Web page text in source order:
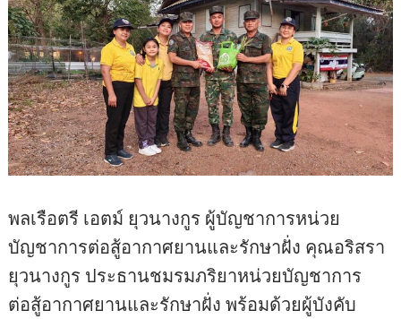
พลเรือตรี เอตม์ ยุวนางกูร ผู้บัญชาการหน่วย
บัญชาการต่อสู้อากาศยานและรักษาฝั่ง คุณอริสรา
ยุวนางกูร ประธานชมรมภริยาหน่วยบัญชาการ
ต่อสู้อากาศยานและรักษาฝั่ง พร้อมด้วยผู้บังคับ